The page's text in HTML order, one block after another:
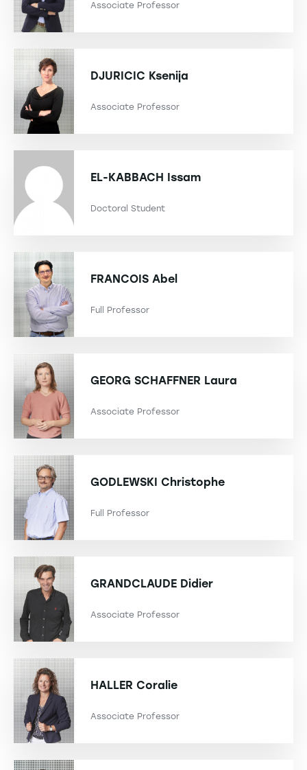
Associate Professor
DJURICIC Ksenija
Associate Professor
EL-KABBACH Issam
Doctoral Student
FRANCOIS Abel
Full Professor
GEORG SCHAFFNER Laura
Associate Professor
GODLEWSKI Christophe
Full Professor
GRANDCLAUDE Didier
Associate Professor
HALLER Coralie
Associate Professor